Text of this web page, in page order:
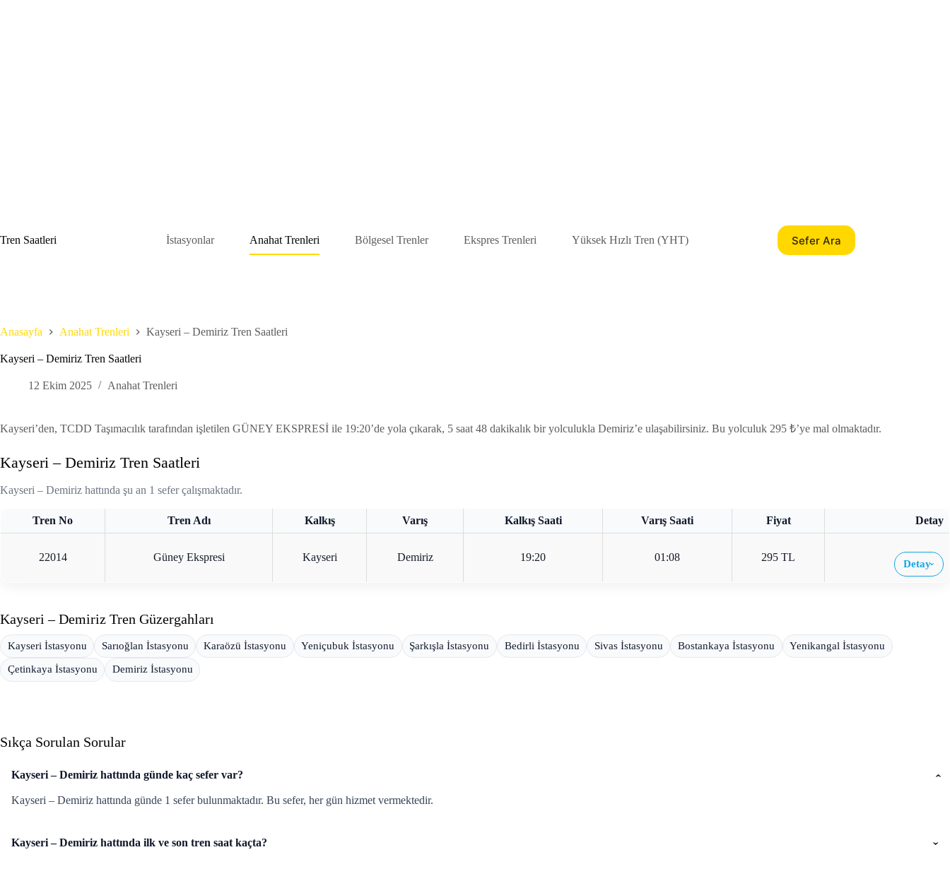
Tren Saatleri
İstasyonlar Anahat Trenleri Bölgesel Trenler Ekspres Trenleri Yüksek Hızlı Tren (YHT) Sefer Ara
Anasayfa Anahat Trenleri Kayseri – Demiriz Tren Saatleri
Kayseri – Demiriz Tren Saatleri
12 Ekim 2025 Anahat Trenleri
Kayseri’den, TCDD Taşımacılık tarafından işletilen GÜNEY EKSPRESİ ile 19:20’de yola çıkarak, 5 saat 48 dakikalık bir yolculukla Demiriz’e ulaşabilirsiniz. Bu yolculuk 295 ₺’ye mal olmaktadır.
Kayseri – Demiriz Tren Saatleri
Kayseri – Demiriz hattında şu an 1 sefer çalışmaktadır.
Tren No Tren Adı Kalkış Varış Kalkış Saati Varış Saati Fiyat Detay
22014 Güney Ekspresi Kayseri Demiriz 19:20 01:08 295 TL
Detay›
Kayseri – Demiriz Tren Güzergahları
Kayseri İstasyonu Sarıoğlan İstasyonu Karaözü İstasyonu Yeniçubuk İstasyonu Şarkışla İstasyonu Bedirli İstasyonu Sivas İstasyonu Bostankaya İstasyonu Yenikangal İstasyonu
Çetinkaya İstasyonu Demiriz İstasyonu
Sıkça Sorulan Sorular
Kayseri – Demiriz hattında günde kaç sefer var?
Kayseri – Demiriz hattında günde 1 sefer bulunmaktadır. Bu sefer, her gün hizmet vermektedir.
Kayseri – Demiriz hattında ilk ve son tren saat kaçta?